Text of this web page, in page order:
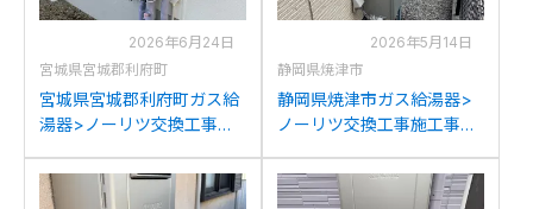
2026年6月24日
宮城県宮城郡利府町
宮城県宮城郡利府町ガス給
湯器>ノーリツ交換工事施
C2042SAWX-MBからノー
リツGT-C2072SAW BLへ
2026年5月14日
静岡県焼津市
静岡県焼津市ガス給湯器>
ノーリツ交換工事施工事
A2003SAW(A)からノーリ
ツGT-C2072SAW BLへの